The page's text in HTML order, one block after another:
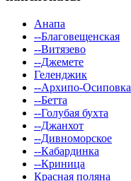
Анапа
--Благовещенская
--Витязево
--Джемете
Геленджик
--Архипо-Осиповка
--Бетта
--Голубая бухта
--Джанхот
--Дивноморское
--Кабардинка
--Криница
Красная поляна